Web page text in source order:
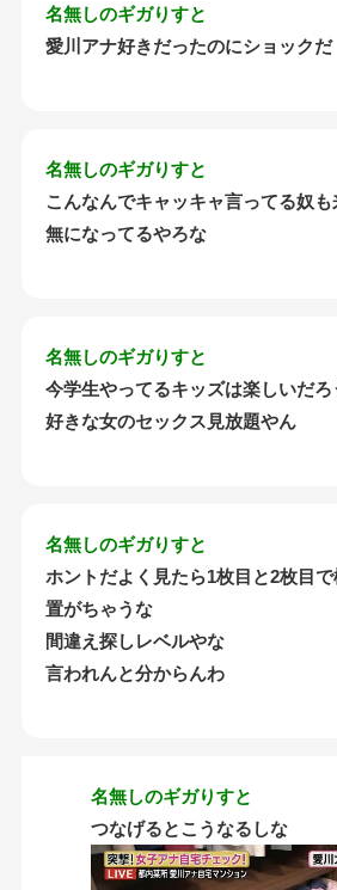
名無しのギガりすと
愛川アナ好きだったのにショックだ
名無しのギガりすと
こんなんでキャッキャ言ってる奴
無になってるやろな
名無しのギガりすと
今学生やってるキッズは楽しいだろ
好きな女のセックス見放題やん
名無しのギガりすと
ホントだよく見たら1枚目と2枚目
置がちゃうな
間違え探しレベルやな
言われんと分からんわ
名無しのギガりすと
つなげるとこうなるしな
動